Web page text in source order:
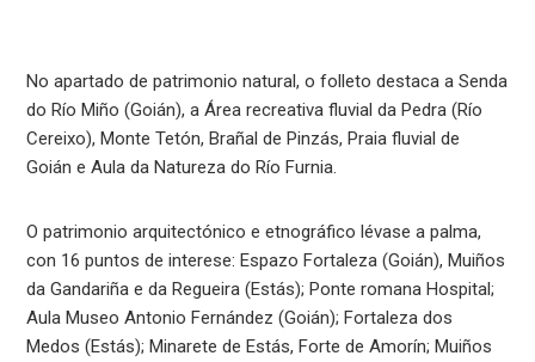
No apartado de patrimonio natural, o folleto destaca a Senda
do Río Miño (Goián), a Área recreativa fluvial da Pedra (Río
Cereixo), Monte Tetón, Brañal de Pinzás, Praia fluvial de
Goián e Aula da Natureza do Río Furnia.
O patrimonio arquitectónico e etnográfico lévase a palma,
con 16 puntos de interese: Espazo Fortaleza (Goián), Muiños
da Gandariña e da Regueira (Estás); Ponte romana Hospital;
Aula Museo Antonio Fernández (Goián); Fortaleza dos
Medos (Estás); Minarete de Estás, Forte de Amorín; Muiños